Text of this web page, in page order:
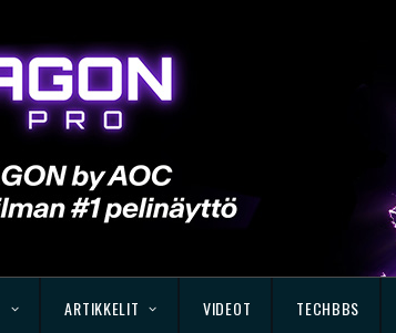
ARTIKKELIT VIDEOT TECHBBS